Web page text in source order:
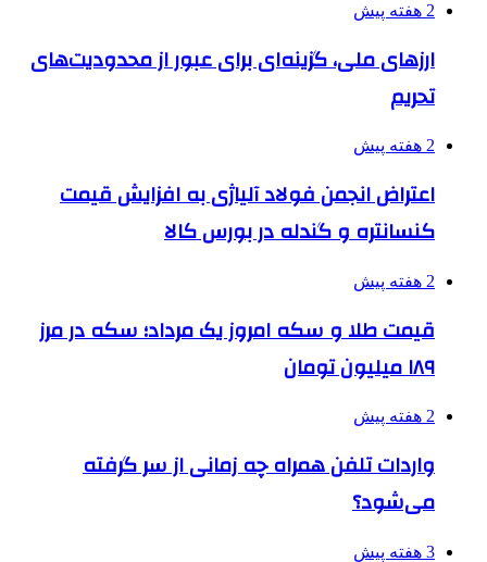
2 هفته پیش
ارزهای ملی، گزینه‌ای برای عبور از محدودیت‌های
تحریم
2 هفته پیش
اعتراض انجمن فولاد آلیاژی به افزایش قیمت
کنسانتره و گندله در بورس کالا
2 هفته پیش
قیمت طلا و سکه امروز یک مرداد؛ سکه در مرز
۱۸۹ میلیون تومان
2 هفته پیش
واردات تلفن همراه چه زمانی از سر گرفته
می‌شود؟
3 هفته پیش